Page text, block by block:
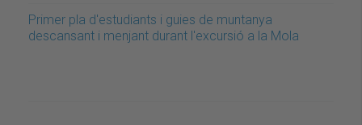
Primer pla d'estudiants i guies de muntanya
descansant i menjant durant l'excursió a la Mola